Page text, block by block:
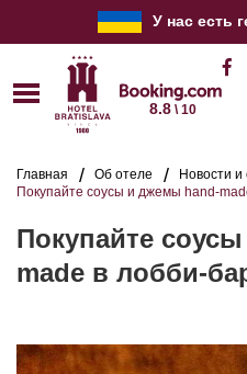
У нас есть
8.8\ 10
Главная Об отеле
Новости
Покупайте соусы и джемы hand-
Покупайте
made в лобби-